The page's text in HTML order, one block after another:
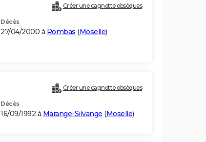
Créer une cagnotte obsèques
Décès
27/04/2000 à Rombas (Moselle)
Créer une cagnotte obsèques
Décès
16/09/1992 à Marange-Silvange (Moselle)